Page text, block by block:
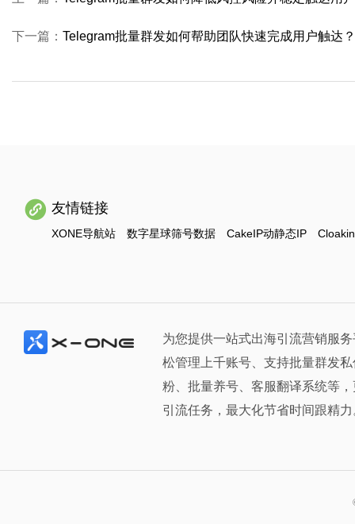
下一篇： Telegram批量群发如何帮助团队快速完成用户触达？
友情链接
XONE导航站 数字星球筛号数据 CakeIP动静态IP
为您提供一站式出海引流营销服
松管理上千账号、支持批量群发
粉、批量养号、客服翻译系统等
引流任务，最大化节省时间跟精力